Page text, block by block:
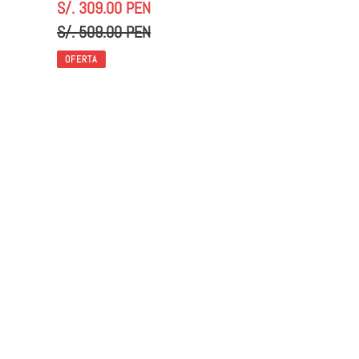
Precio
de
venta
S/. 309.00 PEN
Precio
habitual
S/. 509.00 PEN
OFERTA